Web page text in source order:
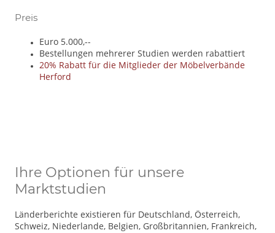
Preis
Euro 5.000,--
Bestellungen mehrerer Studien werden rabattiert
20% Rabatt für die Mitglieder der Möbelverbände
Herford
Ihre Optionen für unsere
Marktstudien
Länderberichte existieren für Deutschland, Österreich,
Schweiz, Niederlande, Belgien, Großbritannien, Frankreich,